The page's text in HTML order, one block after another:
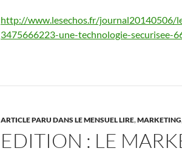
http://www.lesechos.fr/journal20140506/
3475666223-une-technologie-securisee-
ARTICLE PARU DANS LE MENSUEL LIRE,MARKETING
EDITION : LE